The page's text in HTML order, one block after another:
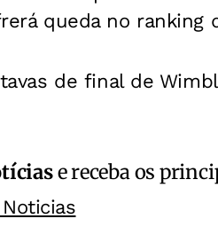
queda no ranking
de final de
e receba os
Noticias